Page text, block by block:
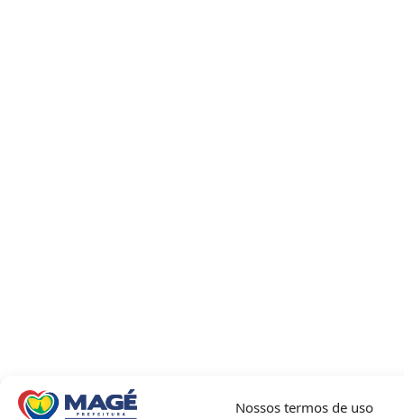
Nossos termos de uso